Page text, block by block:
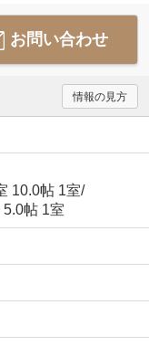
お問い合わせ
情報の見方
10.0帖 1室/
5.0帖 1室